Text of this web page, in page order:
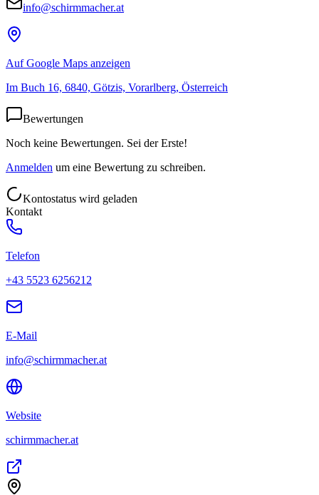
info@schirmmacher.at
Auf Google Maps anzeigen
Im Buch 16, 6840, Götzis, Vorarlberg, Österreich
Bewertungen
Noch keine Bewertungen. Sei der Erste!
Anmelden um eine Bewertung zu schreiben.
Kontostatus wird geladen
Kontakt
Telefon
+43 5523 6256212
E-Mail
info@schirmmacher.at
Website
schirmmacher.at